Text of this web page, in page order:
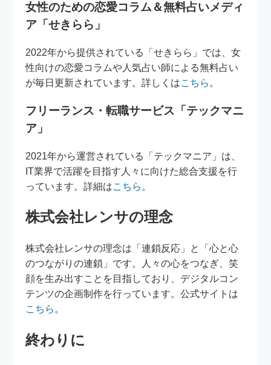
女性のための恋愛コラム＆無料占いメディ
ア「せきらら」
2022年から提供されている「せきらら」では、女
性向けの恋愛コラムや人気占い師による無料占い
が毎日更新されています。詳しくはこちら 。
フリーランス・転職サービス「テックマニ
ア」
2021年から運営されている「テックマニア」は、
IT業界で活躍を目指す人々に向けた総合支援を行
っています。詳細はこちら 。
株式会社レンサの理念
株式会社レンサの理念は「連鎖反応」と「心と心
のつながりの連鎖」です。人々の心をつなぎ、笑
顔を生み出すことを目指しており、デジタルコン
テンツの企画制作を行っています。公式サイトは
こちら 。
終わりに